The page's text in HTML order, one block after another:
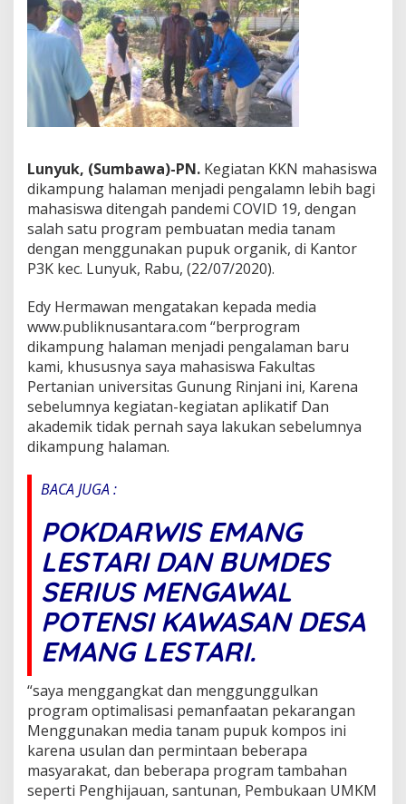
Lunyuk, (Sumbawa)-PN. Kegiatan KKN mahasiswa
dikampung halaman menjadi pengalamn lebih bagi
mahasiswa ditengah pandemi COVID 19, dengan
salah satu program pembuatan media tanam
dengan menggunakan pupuk organik, di Kantor
P3K kec. Lunyuk, Rabu, (22/07/2020).
Edy Hermawan mengatakan kepada media
www.publiknusantara.com “berprogram
dikampung halaman menjadi pengalaman baru
kami, khususnya saya mahasiswa Fakultas
Pertanian universitas Gunung Rinjani ini, Karena
sebelumnya kegiatan-kegiatan aplikatif Dan
akademik tidak pernah saya lakukan sebelumnya
dikampung halaman.
BACA JUGA :
POKDARWIS EMANG
LESTARI DAN BUMDES
SERIUS MENGAWAL
POTENSI KAWASAN DESA
EMANG LESTARI.
“saya menggangkat dan menggunggulkan
program optimalisasi pemanfaatan pekarangan
Menggunakan media tanam pupuk kompos ini
karena usulan dan permintaan beberapa
masyarakat, dan beberapa program tambahan
seperti Penghijauan, santunan, Pembukaan UMKM